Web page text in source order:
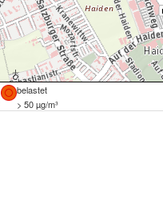
belastet
> 50 µg/m³